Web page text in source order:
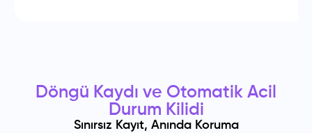
Döngü Kaydı ve Otomatik Acil
Durum Kilidi
Sınırsız Kayıt, Anında Koruma